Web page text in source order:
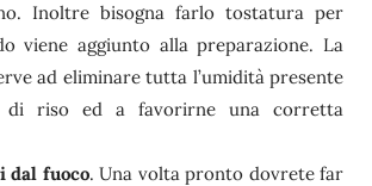
Inoltre bisogna farlo tostatura per
viene aggiunto alla preparazione. La
ad eliminare tutta l’umidità presente
di riso ed a favorirne una corretta
dal fuoco. Una volta pronto dovrete far